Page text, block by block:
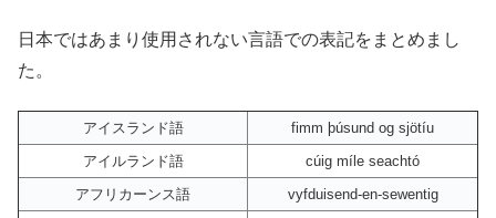
日本ではあまり使用されない言語での表記をまとめまし
た。
アイスランド語
fimm þúsund og sjötíu
アイルランド語
cúig míle seachtó
アフリカーンス語
vyfduisend-en-sewentig